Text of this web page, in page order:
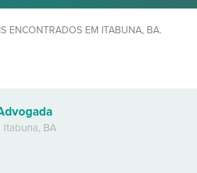
ENCONTRADOS EM ITABUNA, BA.
Itabuna, BA